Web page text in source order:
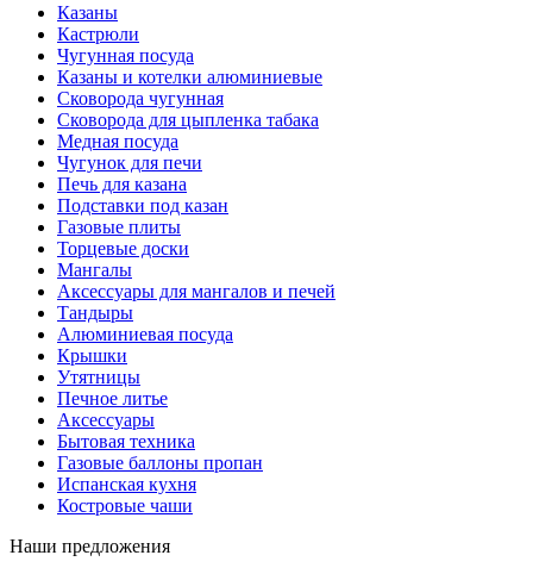
Казаны
Кастрюли
Чугунная посуда
Казаны и котелки алюминиевые
Сковорода чугунная
Сковорода для цыпленка табака
Медная посуда
Чугунок для печи
Печь для казана
Подставки под казан
Газовые плиты
Торцевые доски
Мангалы
Аксессуары для мангалов и печей
Тандыры
Алюминиевая посуда
Крышки
Утятницы
Печное литье
Аксессуары
Бытовая техника
Газовые баллоны пропан
Испанская кухня
Костровые чаши
Наши предложения